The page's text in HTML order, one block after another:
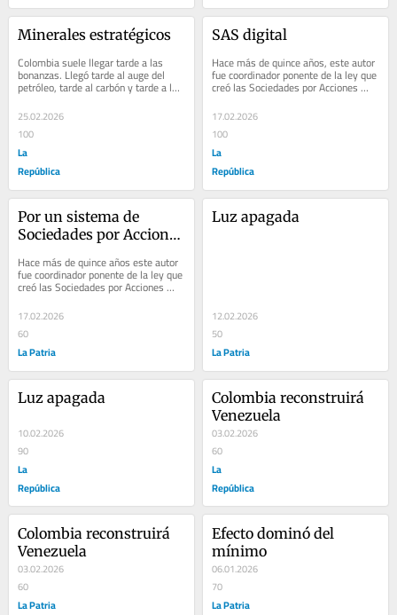
Minerales estratégicos
Colombia suele llegar tarde a las
bonanzas. Llegó tarde al auge del
petróleo, tarde al carbón y tarde a la
industrialización; si no corrige el...
25.02.2026
100
La
República
SAS digital
Hace más de quince años, este autor
fue coordinador ponente de la ley que
creó las Sociedades por Acciones
Simplificadas (SAS), una reforma
que...
17.02.2026
100
La
República
Por un sistema de
Sociedades por Acciones
digital
Hace más de quince años este autor
fue coordinador ponente de la ley que
creó las Sociedades por Acciones
Simplificadas (SAS), una reforma
que...
17.02.2026
60
La Patria
Luz apagada
12.02.2026
50
La Patria
Luz apagada
10.02.2026
90
La
República
Colombia reconstruirá
Venezuela
03.02.2026
60
La
República
Colombia reconstruirá
Venezuela
03.02.2026
60
La Patria
Efecto dominó del
mínimo
06.01.2026
70
La Patria